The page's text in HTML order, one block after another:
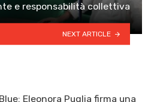
e responsabilità collettiva
NEXT ARTICLE
Eleonora Puglia firma una